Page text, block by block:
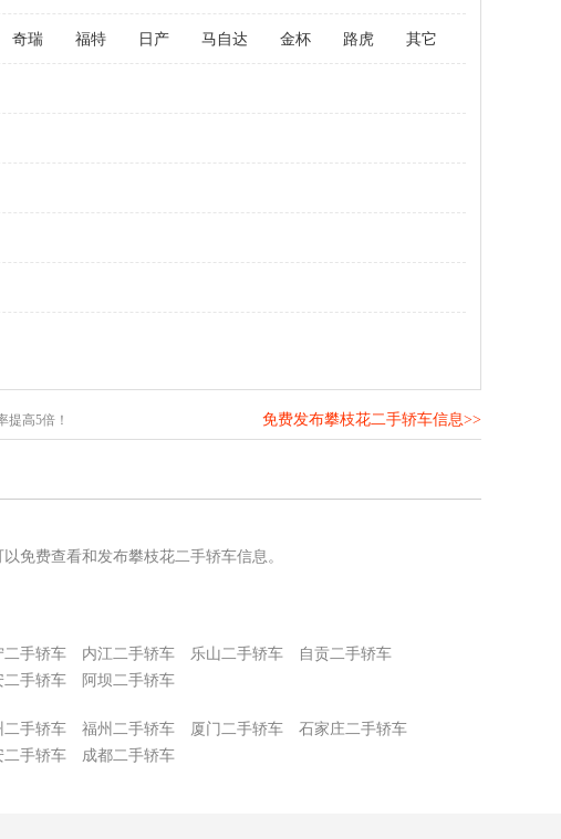
奇瑞 福特 日产 马自达 金杯 路虎 其它
高5倍！ 免费发布攀枝花二手轿车信息>>
免费查看和发布攀枝花二手轿车信息。
二手轿车 内江二手轿车 乐山二手轿车
自贡二手轿车
二手轿车 阿坝二手轿车
二手轿车 福州二手轿车 厦门二手轿车
石家庄二手轿车
二手轿车 成都二手轿车